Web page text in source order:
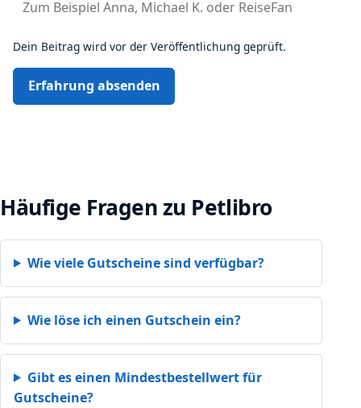
Dein Beitrag wird vor der Veröffentlichung geprüft.
Erfahrung absenden
Häufige Fragen zu Petlibro
Wie viele Gutscheine sind verfügbar?
Wie löse ich einen Gutschein ein?
Gibt es einen Mindestbestellwert für
Gutscheine?